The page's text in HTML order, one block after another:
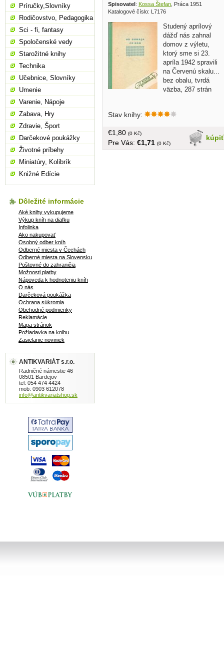
Spisovatel: Kossa Štefan , Práca 1951
Katalogové číslo: L7176
Studený aprílový
dážď nás zahnal
domov z výletu,
ktorý sme si 23.
apríla 1942 spravili
na Červenú skalu...
bez obalu, tvrdá
väzba, 287 strán
Stav knihy:
kúpiť
€1,80 (0 Kč)
Pre Vás: €1,71 (0 Kč)
Príručky,Slovníky
Rodičovstvo, Pedagogika
Sci - fi, fantasy
Spoločenské vedy
Starožitné knihy
Technika
Učebnice, Slovníky
Umenie
Varenie, Nápoje
Zabava, Hry
Zdravie, Šport
Darčekové poukážky
Životné príbehy
Miniatúry, Kolibrík
Knižné Edície
Dôležité informácie
Aké knihy vykupujeme
Výkup kníh na diaľku
Infolinka
Ako nakupovať
Osobný odber kníh
Odberné miesta v Čechách
Odberné miesta na Slovensku
Poštovné do zahraničia
Možnosti platby
Nápoveda k hodnoteniu kníh
O nás
Darčeková poukážka
Ochrana súkromia
Obchodné podmienky
Reklamácie
Mapa stránok
Požiadavka na knihu
Zasielanie noviniek
ANTIKVARIÁT s.r.o.
Radničné námestie 46
08501 Bardejov
tel: 054 474 4424
mob: 0903 612078
info@antikvariatshop.sk